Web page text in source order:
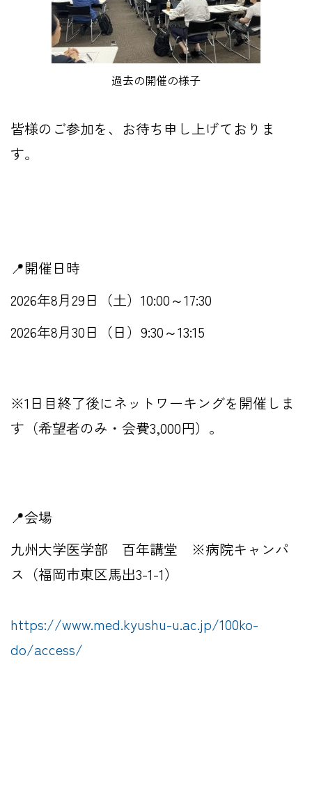
過去の開催の様子
皆様のご参加を、お待ち申し上げておりま
す。
📍開催日時
2026年8月29日（土）10:00～17:30
2026年8月30日（日）9:30～13:15
※1日目終了後にネットワーキングを開催しま
す（希望者のみ・会費3,000円）。
📍会場
九州大学医学部 百年講堂 ※病院キャンパ
ス（福岡市東区馬出3-1-1）
https://www.med.kyushu-u.ac.jp/100ko-
do/access/